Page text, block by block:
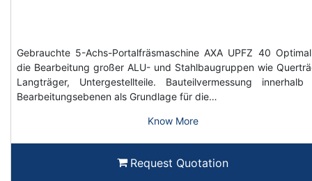
Gebrauchte 5-Achs-Portalfräsmaschine AXA UPFZ 40
die Bearbeitung großer ALU- und Stahlbaugruppen wie
Langträger, Untergestellteile. Bauteilvermessung innerhalb
Bearbeitungsebenen als Grundlage für die…
Know More
Request Quotation